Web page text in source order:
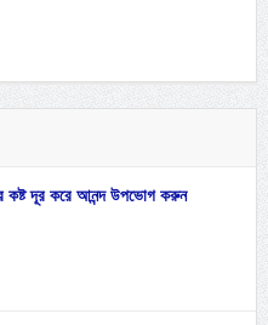
দূর করে আনন্দ উপভোগ করুন